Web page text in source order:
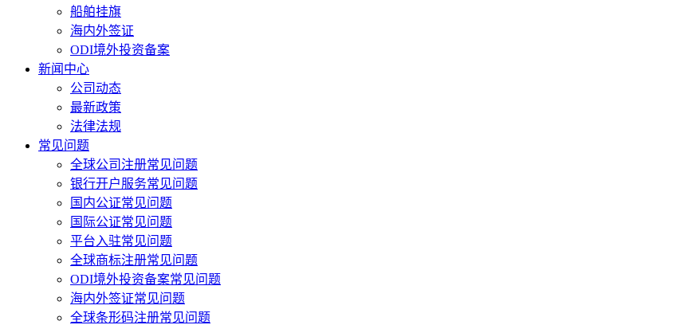
船舶挂旗
海内外签证
ODI境外投资备案
新闻中心
公司动态
最新政策
法律法规
常见问题
全球公司注册常见问题
银行开户服务常见问题
国内公证常见问题
国际公证常见问题
平台入驻常见问题
全球商标注册常见问题
ODI境外投资备案常见问题
海内外签证常见问题
全球条形码注册常见问题